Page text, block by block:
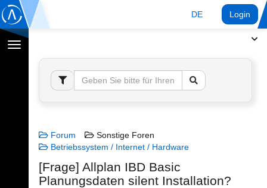
DE Login
Navigation
umschalten
Forum
Sonstige Foren
Betriebssystem / Internet / Hardware
[Frage] Allplan IBD Basic
Planungsdaten silent Installation?